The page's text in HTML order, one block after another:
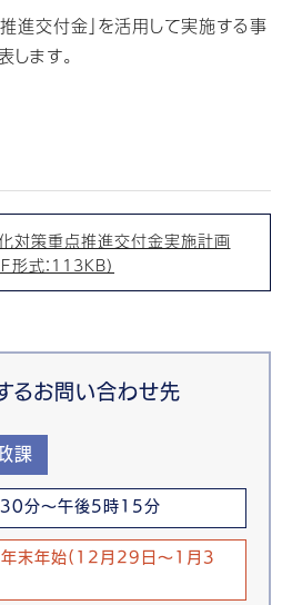
進交付金」を活用して実施する事
ます。
対策重点推進交付金実施計画
形式：113KB）
るお問い合わせ先
課
分～午後5時15分
年末年始(12月29日～1月3